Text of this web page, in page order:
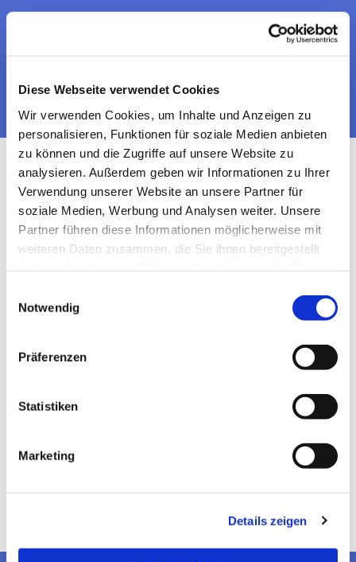
Diese Webseite verwendet Cookies
Wir verwenden Cookies, um Inhalte und Anzeigen zu
personalisieren, Funktionen für soziale Medien anbieten
zu können und die Zugriffe auf unsere Website zu
analysieren. Außerdem geben wir Informationen zu Ihrer
Verwendung unserer Website an unsere Partner für
soziale Medien, Werbung und Analysen weiter. Unsere
Partner führen diese Informationen möglicherweise mit
weiteren Daten zusammen, die Sie ihnen bereitgestellt
Notwendig
Präferenzen
Statistiken
Marketing
Details zeigen
Dies könnte Sie auch
interessieren